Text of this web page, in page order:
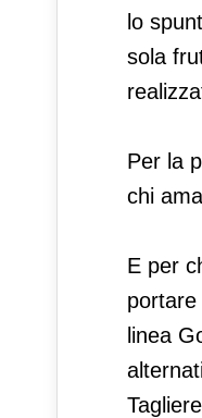
lo
sola
Per la
chi
E per
linea